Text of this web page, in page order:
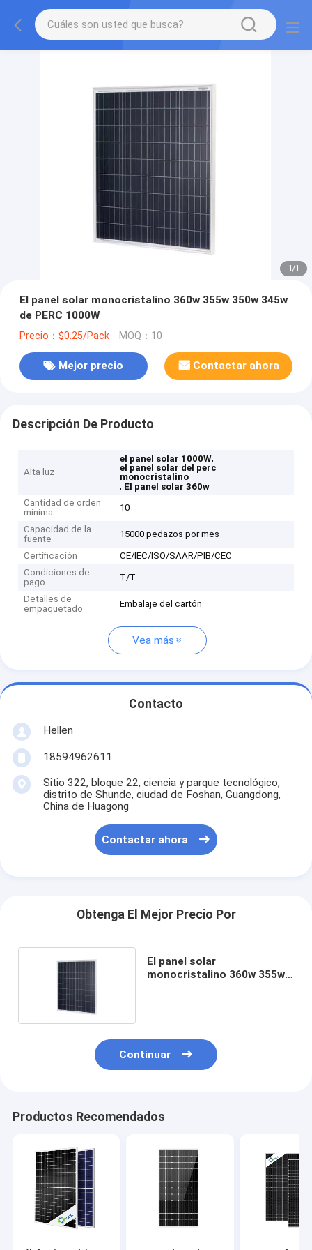
1/1
El panel solar monocristalino 360w 355w 350w 345w
de PERC 1000W
Precio：$0.25/Pack MOQ：10
Mejor precio Contactar ahora
Descripción De Producto
Alta luz
el panel solar 1000W,
el panel solar del perc
monocristalino
, El panel solar 360w
Cantidad de orden
mínima
10
Capacidad de la
fuente
15000 pedazos por mes
Certificación
CE/IEC/ISO/SAAR/PIB/CEC
Condiciones de
pago
T/T
Detalles de
empaquetado
Embalaje del cartón
Vea más
Contacto
Hellen
18594962611
Sitio 322, bloque 22, ciencia y parque tecnológico,
distrito de Shunde, ciudad de Foshan, Guangdong,
China de Huagong
Contactar ahora
Obtenga El Mejor Precio Por
El panel solar
monocristalino 360w 355w
Continuar
Productos Recomendados